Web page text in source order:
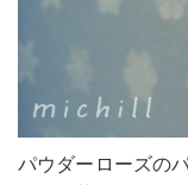
パウダーローズの